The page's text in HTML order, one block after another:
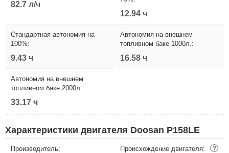
82.7 л/ч
12.94 ч
Стандартная автономия на
100%:
9.43 ч
Автономия на внешнем
топливном баке 1000л.:
16.58 ч
Автономия на внешнем
топливном баке 2000л.:
33.17 ч
Характеристики двигателя Doosan P158LE
Производитель: Происхождение двигателя: ?